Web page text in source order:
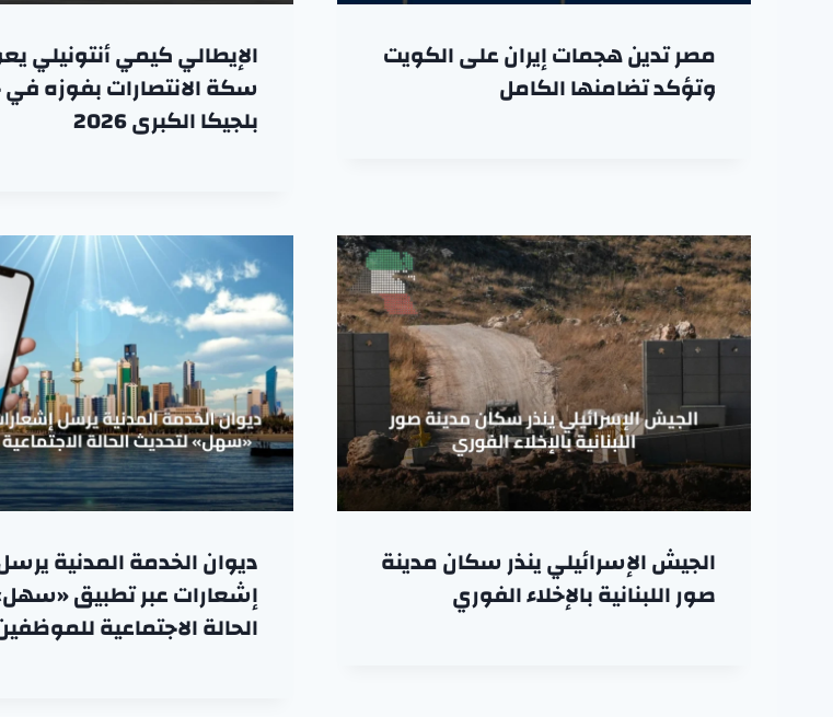
مصر تدين هجمات إيران على الكويت
وتؤكد تضامنها الكامل
الإيطالي كيمي أنتونيلي
سكة الانتصارات بفوزه في
بلجيكا الكبرى 2026
الجيش الإسرائيلي ينذر سكان مدينة
صور اللبنانية بالإخلاء الفوري
ديوان الخدمة المدنية
إشعارات عبر تطبيق
الحالة الاجتماعية